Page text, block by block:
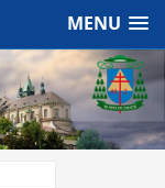
MENU